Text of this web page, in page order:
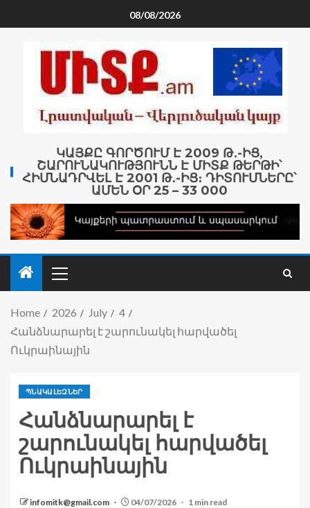
08/08/2026
ԿԱՅՔԸ ԳՈՐԾՈՒՄ Է 2009 Թ․-ԻՑ,
ՇԱՐՈՒՆԱԿՈՒԹՅՈՒՆՆ Է ՄԻՏՔ ԹԵՐԹԻ՝
ՀԻՄՆԱԴՐՎԵԼ Է 2001 Թ․-ԻՑ։ ԴԻՏՈՒՄՆԵՐԸ՝
ԱՄԵՆ ՕՐ 25 – 33 000
Home 2026 July
4
Հանձնարարել է շարունակել հարվածել
Ուկրաինային
ՊՆԱԿԱԼԵԶՆԵՐ
Հանձնարարել է
շարունակել հարվածել
Ուկրաինային
infomitk@gmail.com 04/07/2026 1 min read